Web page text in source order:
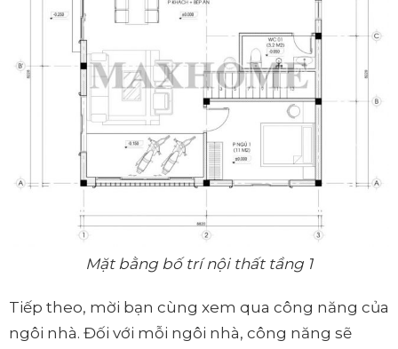
Mặt bằng bố trí nội thất tầng 1
Tiếp theo, mời bạn cùng xem qua công năng của
ngôi nhà. Đối với mỗi ngôi nhà, công năng sẽ